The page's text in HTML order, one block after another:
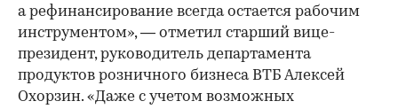
а рефинансирование всегда остается рабочим
инструментом», — отметил старший вице-
президент, руководитель департамента
продуктов розничного бизнеса ВТБ Алексей
Охорзин. «Даже с учетом возможных